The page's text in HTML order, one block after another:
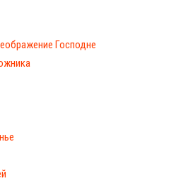
Господне